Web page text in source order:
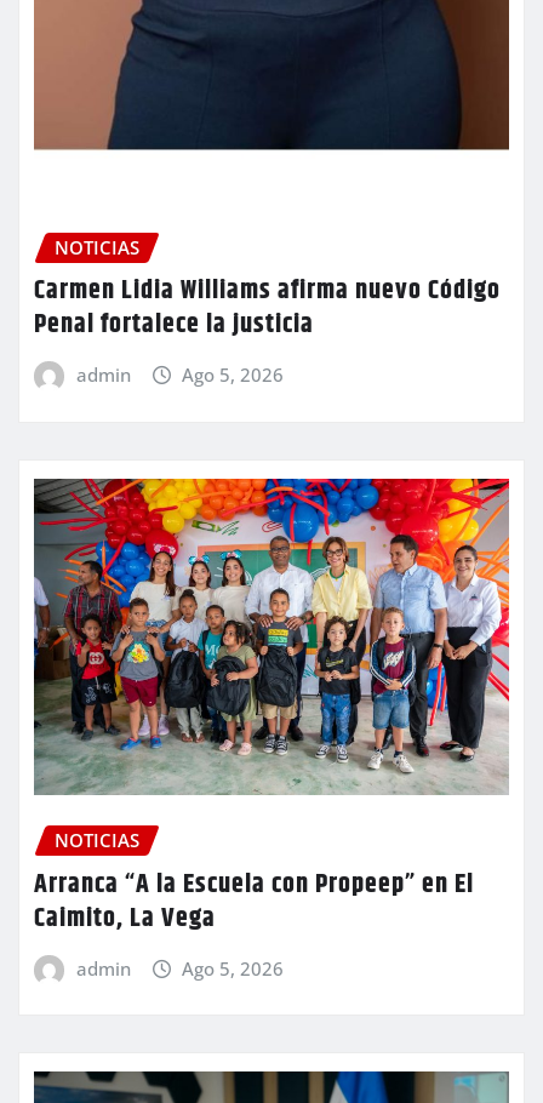
NOTICIAS
Carmen Lidia Williams afirma nuevo Código
Penal fortalece la justicia
admin Ago 5, 2026
NOTICIAS
Arranca “A la Escuela con Propeep” en El
Caimito, La Vega
admin Ago 5, 2026